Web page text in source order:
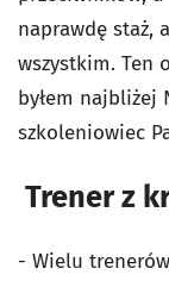
naprawdę staż,
wszystkim. Ten
byłem najbliżej
szkoleniowiec
Trener z
- Wielu